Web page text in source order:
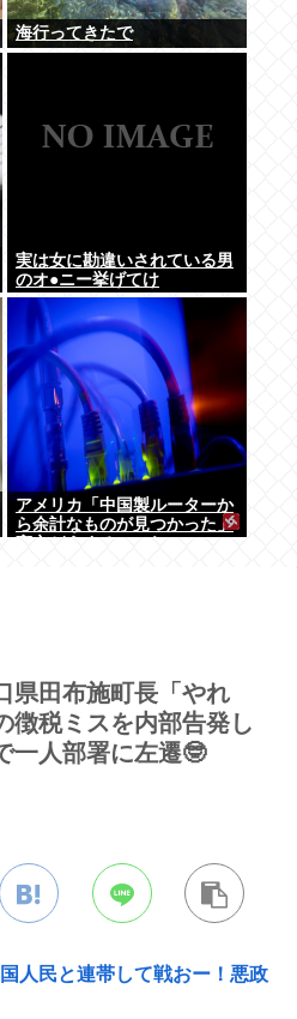
海行ってきたで
実は女に勘違いされている男
のオ●ニー挙げてけ
アメリカ「中国製ルーターか
ら余計なものが見つかった」
県田布施町長「やれ
徴税ミスを内部告発し
一人部署に左遷🤓
人民と連帯して戦おー！悪政